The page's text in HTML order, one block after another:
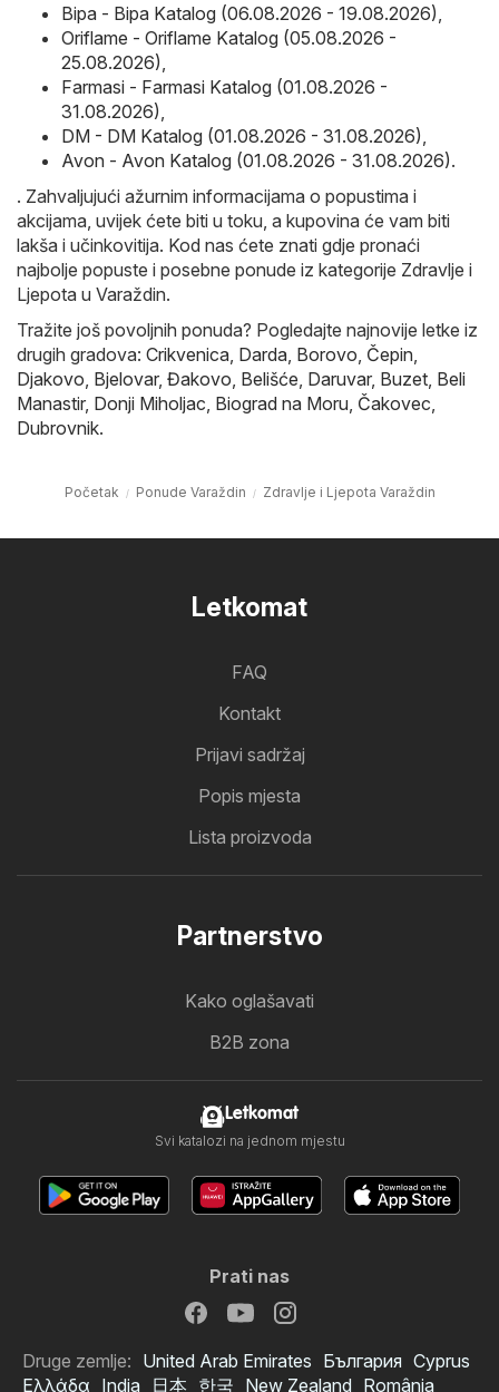
Bipa - Bipa Katalog (06.08.2026 - 19.08.2026)
Oriflame - Oriflame Katalog (05.08.2026 -
25.08.2026)
Farmasi - Farmasi Katalog (01.08.2026 -
31.08.2026)
DM - DM Katalog (01.08.2026 - 31.08.2026)
Avon - Avon Katalog (01.08.2026 - 31.08.2026).
. Zahvaljujući ažurnim informacijama o popustima i
akcijama, uvijek ćete biti u toku, a kupovina će vam biti
lakša i učinkovitija. Kod nas ćete znati gdje pronaći
najbolje popuste i posebne ponude iz kategorije Zdravlje i
Ljepota u Varaždin.
Tražite još povoljnih ponuda? Pogledajte najnovije letke iz
drugih gradova: Crikvenica Darda Borovo Čepin
Djakovo Bjelovar, Đakovo Belišće Daruvar, Buzet Beli
Manastir, Donji Miholjac Biograd na Moru Čakovec
Dubrovnik.
Početak Ponude Varaždin Zdravlje i Ljepota Varaždin
Letkomat
FAQ
Kontakt
Prijavi sadržaj
Popis mjesta
Lista proizvoda
Partnerstvo
Kako oglašavati
B2B zona
Letkomat
Svi katalozi na jednom mjestu
Prati nas
Druge zemlje: United Arab Emirates България Cyprus
Ελλάδα India 日本 한국 New Zealand România